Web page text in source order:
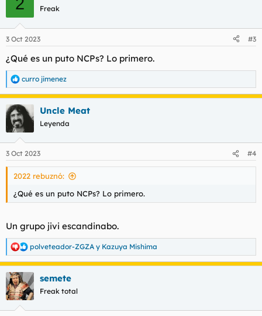
Freak
3 Oct 2023 #3
¿Qué es un puto NCPs? Lo primero.
R
e
a
c
c
i
e
s
curro jimenez
Uncle Meat
Leyenda
3 Oct 2023 #4
2022 rebuznó:
¿Qué es un puto NCPs? Lo primero.
Un grupo jivi escandinabo.
R
e
a
c
c
i
polveteador-ZGZA y Kazuya Mishima
semete
Freak total